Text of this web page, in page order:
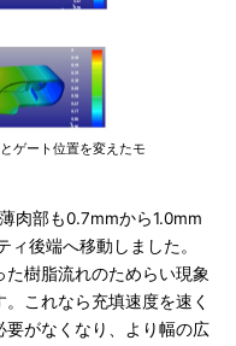
ゲート位置を変えたモ
肉部も0.7mmから1.0mm
後端へ移動しました。
樹脂流れのためらい現象
これなら充填速度を速く
要がなくなり、より幅の広